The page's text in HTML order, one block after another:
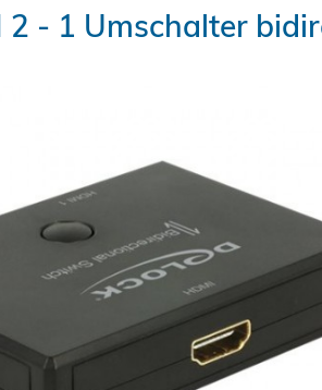
2 - 1 Umschalter